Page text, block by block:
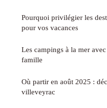
Pourquoi privilégier les
pour vos vacances
Les campings à la mer
famille
Où partir en août 2025 :
villeveyrac